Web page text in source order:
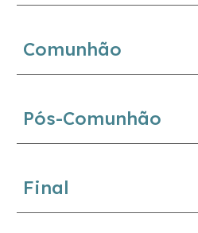
Comunhão
Pós-Comunhão
Final